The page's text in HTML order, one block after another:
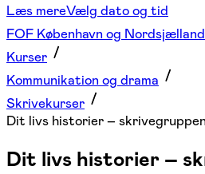
Læs mereVælg dato og tid
FOF København og Nordsjælland
Kurser
Kommunikation og drama
Skrivekurser
Dit livs historier – skrivegruppen
Dit livs historier –